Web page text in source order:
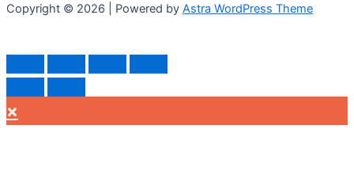
Copyright © 2026 | Powered by Astra WordPress Theme
×